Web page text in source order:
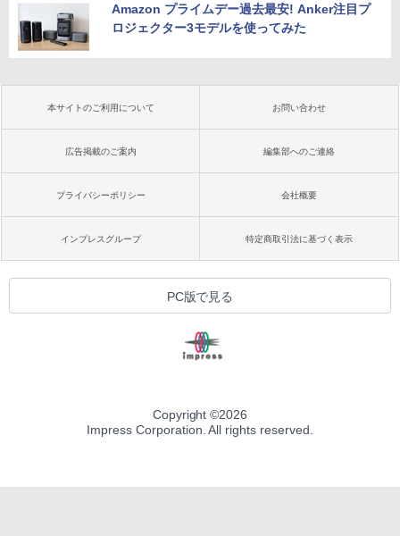
Amazon プライムデー過去最安! Anker注目プ
ロジェクター3モデルを使ってみた
本サイトのご利用について お問い合わせ
広告掲載のご案内 編集部へのご連絡
プライバシーポリシー 会社概要
インプレスグループ 特定商取引法に基づく表示
PC版で見る
Copyright ©2026
Impress Corporation. All rights reserved.